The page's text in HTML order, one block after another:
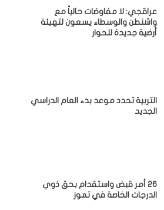
عراقجي: لا مفاوضات حالياً مع
واشنطن والوسطاء يسعون لتهيئة
أرضية جديدة للحوار
التربية تحدد موعد بدء العام الدراسي
الجديد
26 أمر قبض واستقدام بحق ذوي
الدرجات الخاصة في تموز